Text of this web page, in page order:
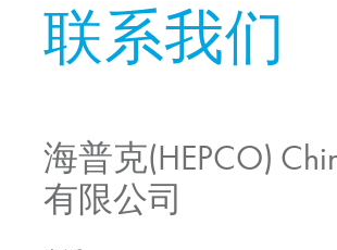
联系我们
海普克(HEPCO)
有限公司